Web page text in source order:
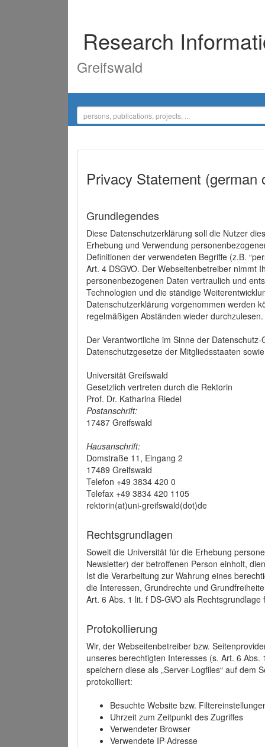
Research
Greifswald
Privacy Statement (german
Grundlegendes
Diese Datenschutzerklärung soll die Nutzer
Erhebung und Verwendung
Definitionen der verwendeten Begriffe (z.B.
Art. 4 DSGVO. Der Webseitenbetreiber nimmt
personenbezogenen Daten vertraulich und
Technologien und die ständige
Datenschutzerklärung vorgenommen werden
regelmäßigen Abständen wieder durchzulesen.
Der Verantwortliche im Sinne der
Datenschutzgesetze der Mitgliedsstaaten
Universität Greifswald
Gesetzlich vertreten durch die Rektorin
Prof. Dr. Katharina Riedel
Postanschrift:
17487 Greifswald
Hausanschrift:
Domstraße 11, Eingang 2
17489 Greifswald
Telefon +49 3834 420 0
Telefax +49 3834 420 1105
rektorin(at)uni-greifswald(dot)de
Rechtsgrundlagen
Soweit die Universität für die Erhebung
Newsletter) der betroffenen Person einholt,
Ist die Verarbeitung zur Wahrung eines
die Interessen, Grundrechte und
Art. 6 Abs. 1 lit. f DS-GVO als
Protokollierung
Wir, der Webseitenbetreiber bzw.
unseres berechtigten Interesses (s. Art. 6
speichern diese als „Server-Logfiles“ auf dem
protokolliert:
Besuchte Website bzw.
Uhrzeit zum Zeitpunkt des Zugriffes
Verwendeter Browser
Verwendete IP-Adresse